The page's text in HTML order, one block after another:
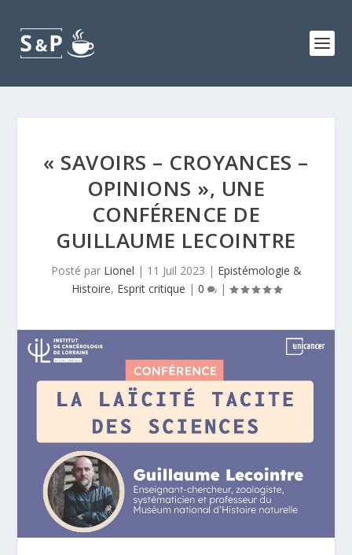
« SAVOIRS – CROYANCES –
OPINIONS », UNE
CONFÉRENCE DE
GUILLAUME LECOINTRE
Posté par Lionel | 11 Juil 2023 | Epistémologie &
Histoire, Esprit critique | 0 |